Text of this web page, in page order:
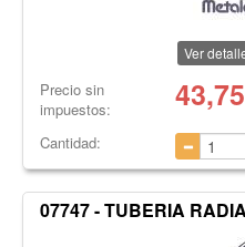
Ver
Precio sin
impuestos:
43,75
Cantidad:
07747 - TUBERIA